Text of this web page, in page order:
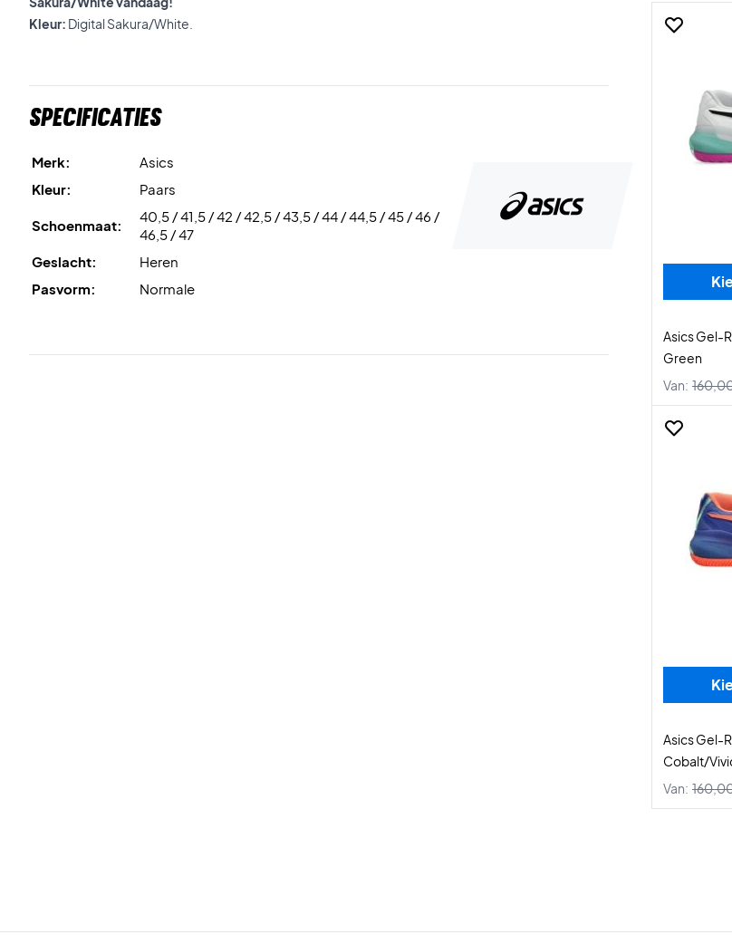
Kleur: Digital Sakura/White.
Specificaties
Merk:
Asics
Kleur:
Paars
Schoenmaat:
40,5 / 41,5 / 42 / 42,5 / 43,5 / 44 / 44,5 / 45 / 46 /
46,5 / 47
Geslacht:
Heren
Pasvorm:
Normale
Asics Gel-
Green
Van:
Asics Gel-
Cobalt/
Van: